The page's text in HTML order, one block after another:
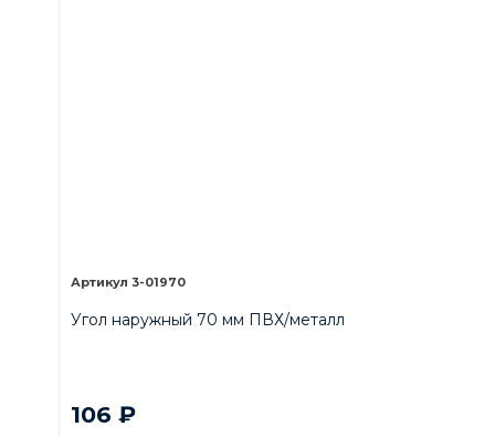
3-01970
Угол наружный 70 мм ПВХ/металл
106 ₽